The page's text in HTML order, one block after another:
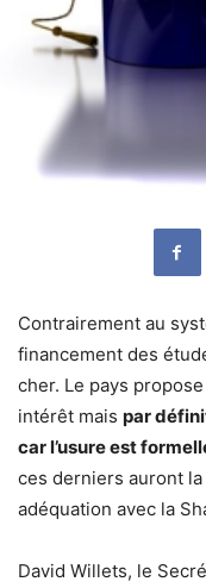
Contrairement au
financement des
cher. Le pays
intérêt mais par
car l’usure est
ces derniers auront
adéquation avec la
David Willets, le